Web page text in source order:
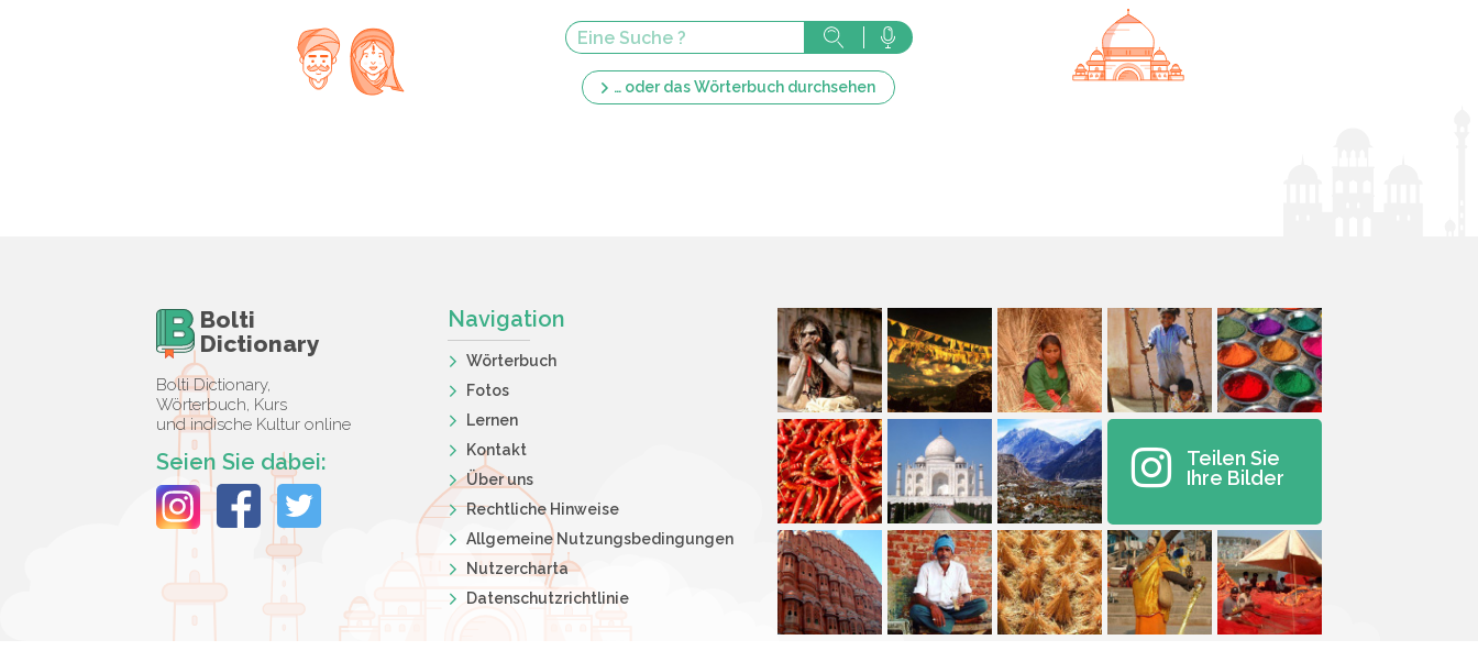
… oder das Wörterbuch durchsehen
Bolti
Dictionary
Bolti Dictionary,
Wörterbuch, Kurs
und indische Kultur online
Seien Sie dabei:
Navigation
Wörterbuch
Fotos
Lernen
Kontakt
Über uns
Rechtliche Hinweise
Allgemeine Nutzungsbedingungen
Nutzercharta
Datenschutzrichtlinie
Teilen Sie
Ihre Bilder